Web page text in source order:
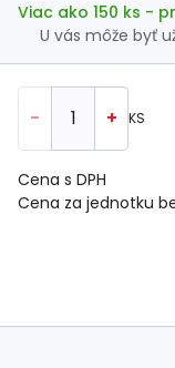
Viac ako 150 ks -
U vás môže byť
- + KS
Cena za jednotku
Cena s DPH